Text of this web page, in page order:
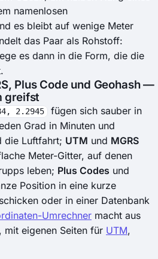
namenlosen
es bleibt auf wenige Meter
das Paar als Rohstoff:
es dann in die Form, die die
Plus Code und Geohash —
greifst
2.2945
fügen sich sauber in
Grad in Minuten und
die Luftfahrt; UTM und MGRS
Meter-Gitter, auf denen
leben; Plus Codes und
Position in eine kurze
oder in einer Datenbank
Umrechner macht aus
mit eigenen Seiten für UTM,